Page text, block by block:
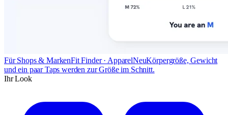
Für Shops & MarkenFit Finder · ApparelNeuKörpergröße, Gewicht
und ein paar Taps werden zur Größe im Schnitt.
Ihr Look